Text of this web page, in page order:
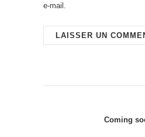
e-mail.
Coming